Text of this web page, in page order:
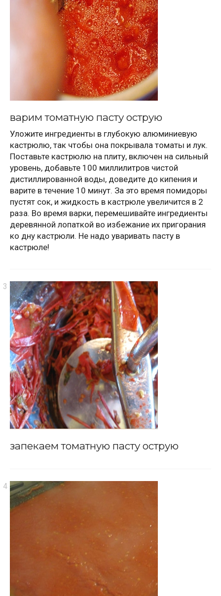
варим томатную пасту острую
Уложите ингредиенты в глубокую алюминиевую
кастрюлю, так чтобы она покрывала томаты и лук.
Поставьте кастрюлю на плиту, включен на сильный
уровень, добавьте 100 миллилитров чистой
дистиллированной воды, доведите до кипения и
варите в течение 10 минут. За это время помидоры
пустят сок, и жидкость в кастрюле увеличится в 2
раза. Во время варки, перемешивайте ингредиенты
деревянной лопаткой во избежание их пригорания
ко дну кастрюли. Не надо уваривать пасту в
кастрюле!
запекаем томатную пасту острую